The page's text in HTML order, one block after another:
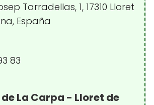
Tarradellas, 1, 17310 Lloret
España
83
La Carpa - Lloret de